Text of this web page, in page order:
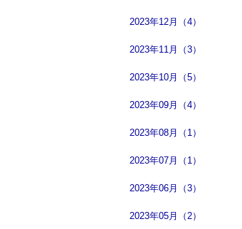
2023年12月（4）
2023年11月（3）
2023年10月（5）
2023年09月（4）
2023年08月（1）
2023年07月（1）
2023年06月（3）
2023年05月（2）